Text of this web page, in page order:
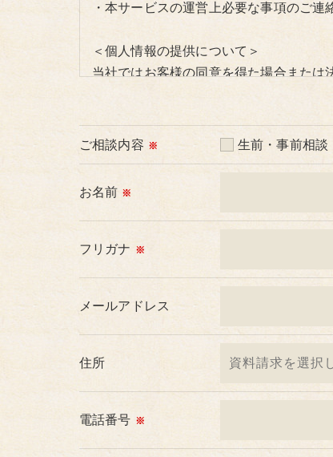
・本サービスの運営上必要な事項のご連
＜個人情報の提供について＞
当社ではお客様の同意を得た場合または
＜個人情報の委託について＞
＜個人情報の安全管理＞
当社では、個人情報の漏洩等がなされな
必要な情報を頂けない場合は、それに対
めご了承ください。
当社では、お客様の個人情報の開示･訂
ご本人である事を確認のうえ、対応させ
個人情報の開示･訂正･削除・利用停止
ご相談内容 ※ 生前・事前相談
お名前 ※
フリガナ ※
メールアドレス
住所
電話番号 ※